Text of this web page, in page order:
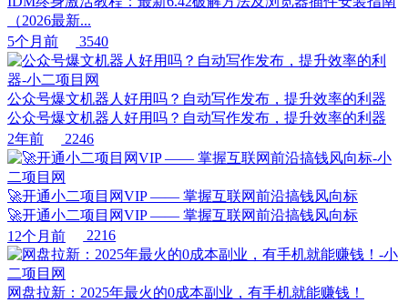
（2026最新...
5个月前
3540
公众号爆文机器人好用吗？自动写作发布，提升效率的利器
公众号爆文机器人好用吗？自动写作发布，提升效率的利器
2年前
2246
🚀开通小二项目网VIP —— 掌握互联网前沿搞钱风向标
🚀开通小二项目网VIP —— 掌握互联网前沿搞钱风向标
12个月前
2216
网盘拉新：2025年最火的0成本副业，有手机就能赚钱！